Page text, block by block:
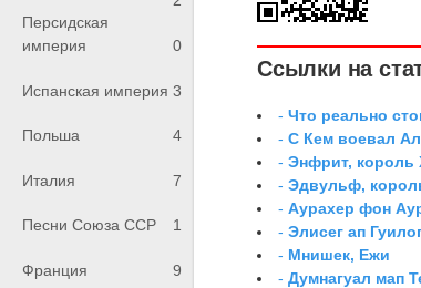
Персидская
империя
0
Испанская империя 3
Польша 4
Италия 7
Песни Союза ССР 1
Франция 9
Ссылки на
-Что реально
-С Кем воевал
-Энфрит, король
-Эдвульф,
-Аурахер фон
-Элисег ап
- Мнишек, Ежи
-Думнагуал мап